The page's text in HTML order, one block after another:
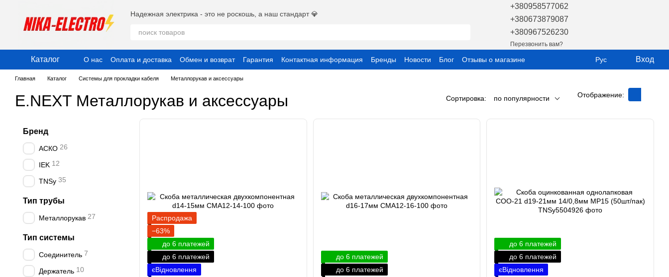
Надежная электрика - это не роскошь, а наш стандарт 💎
+380958577062
+380673879087
+380967526230
Перезвонить вам?
Каталог О нас Оплата и доставка Обмен и возврат Гарантия Контактная информация Бренды Новости Блог
Отзывы о магазине
Публичный договор (Оферта)
Пользовательское соглашение
Рус Вход
Главная Каталог Системы для прокладки кабеля Металлорукав и аксессуары
E.NEXT Металлорукав и аксессуары Сортировка: по популярности Отображение:
Распродажа
−63%
до 6 платежей
до 6 платежей
єВідновлення
до 6 платежей
до 6 платежей
до 6 платежей
до 6 платежей
єВідновлення
Бренд
АСКО 26
IEK 12
TNSy 35
Тип трубы
Металлорукав 27
Тип системы
Соединитель 7
Держатель 10